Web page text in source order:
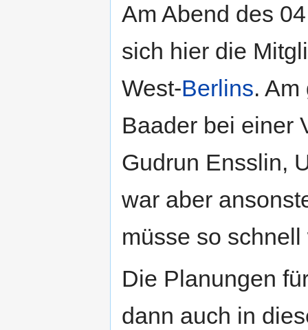
Am Abend des
sich hier die
West-Berlins.
Baader bei einer
Gudrun Ensslin,
war aber
müsse so
Die Planungen
dann auch in